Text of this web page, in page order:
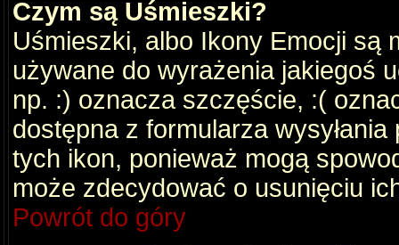
Czym są Uśmieszki?
Uśmieszki, albo Ikony Emocji są
używane do wyrażenia jakiegoś
np. :) oznacza szczęście, :(
dostępna z formularza
tych ikon, ponieważ mogą
może zdecydować o usunięciu
Powrót do góry